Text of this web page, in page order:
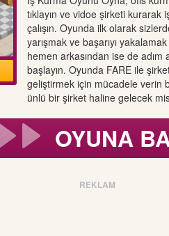
tıklayın ve vidoe şirketi kurarak
çalışın. Oyunda ilk olarak
yarışmak ve başarıyı
hemen arkasından ise de adım
başlayın. Oyunda FARE ile
geliştirmek için mücadele verin
ünlü bir şirket haline gelecek
OYUNA
REKLAM